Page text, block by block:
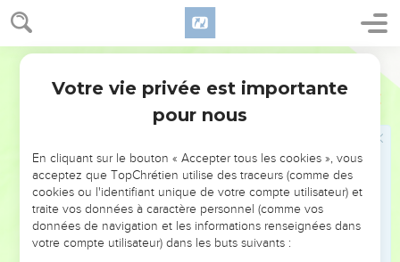
Psaumes 102
son sanctuaire, il tourne son regard vers la terre
21 pour écouter la plainte du prisonnier et détacher les liens
des condamnés à mort.
Alors on proclamera dans Sion la renommée du Seigneur ;
royaumes y adoreront le Seigneur.
Quand je n’étais qu’à mi-chemin, il a épuisé mes forces, il
a abrégé ma vie.
C’est pourquoi je m’écrie : « Mon Dieu, toi qui subsistes à
travers l’Histoire, ne m’enlève pas en pleine vie. »
Votre vie privée est importante
pour nous
En cliquant sur le bouton « Accepter tous les cookies », vous
acceptez que TopChrétien utilise des traceurs (comme des
cookies ou l'identifiant unique de votre compte utilisateur) et
traite vos données à caractère personnel (comme vos
données de navigation et les informations renseignées dans
votre compte utilisateur) dans les buts suivants :